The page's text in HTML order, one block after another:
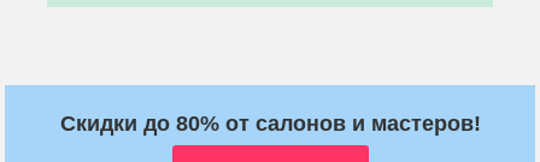
Скидки до 80% от салонов и мастеров!